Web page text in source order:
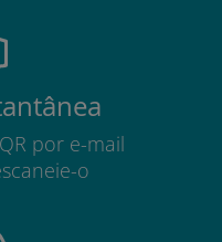
por e-mail
o